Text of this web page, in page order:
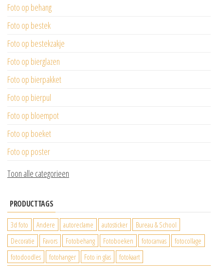
Foto op behang
Foto op bestek
Foto op bestekzakje
Foto op bierglazen
Foto op bierpakket
Foto op bierpul
Foto op bloempot
Foto op boeket
Foto op poster
Toon alle categorieen
PRODUCTTAGS
3d foto Andere autoreclame autosticker
Bureau & School
Decoratie
Favors Fotobehang Fotoboeken fotocanvas
fotocollage
fotodoodles
fotohanger Foto in glas
fotokaart